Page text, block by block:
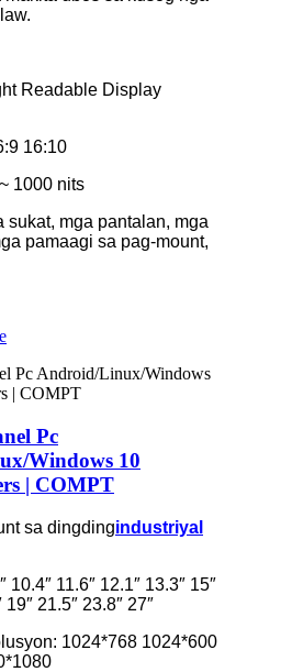
Readable Display
16:10
1000 nits
sukat, mga pantalan, mga
pamaagi sa pag-mount,
Pc
Windows 10
| COMPT
sa dingdingindustriyal
10.4″ 11.6″ 12.1″ 13.3″ 15″
19″ 21.5″ 23.8″ 27″
1024*768 1024*600